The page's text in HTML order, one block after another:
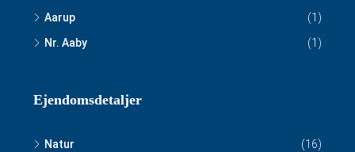
Aarup
(1)
Nr. Aaby
(1)
Ejendomsdetaljer
Natur
(16)